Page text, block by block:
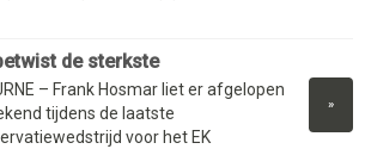
de sterkste
»
– Frank Hosmar liet er afgelopen
tijdens de laatste
voor het EK